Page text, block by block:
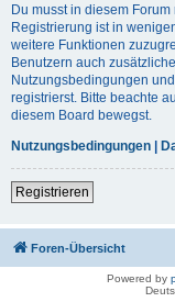
Du musst in diesem
Registrierung ist in
weitere Funktionen
Benutzern auch
Nutzungsbedingungen
registrierst. Bitte beachte
diesem Board bewegst.
Nutzungsbedingungen |
Registrieren
Foren-Übersicht
Powered by